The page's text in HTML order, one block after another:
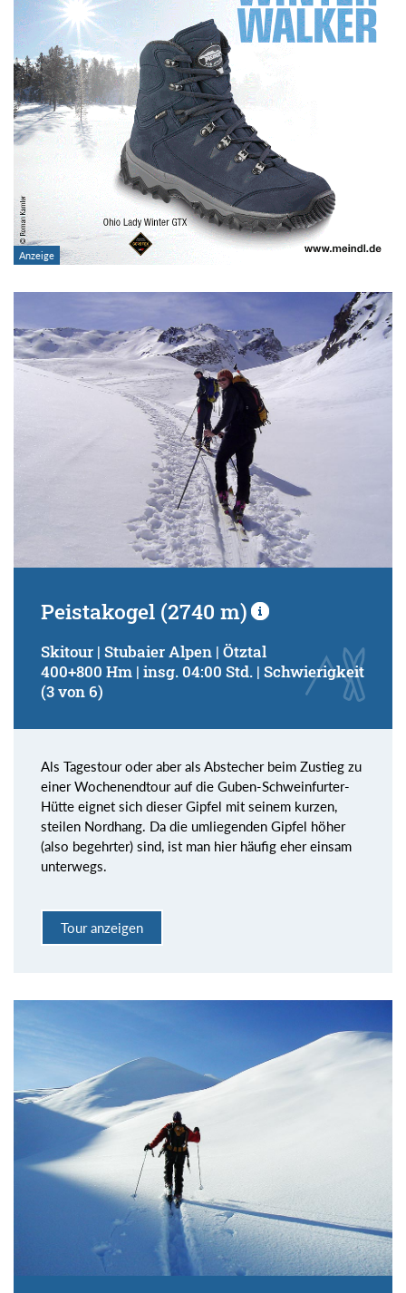
Peistakogel (2740 m)
Skitour | Stubaier Alpen | Ötztal
400+800 Hm | insg. 04:00 Std. | Schwierigkeit
(3 von 6)
Als Tagestour oder aber als Abstecher beim Zustieg zu
einer Wochenendtour auf die Guben-Schweinfurter-
Hütte eignet sich dieser Gipfel mit seinem kurzen,
steilen Nordhang. Da die umliegenden Gipfel höher
(also begehrter) sind, ist man hier häufig eher einsam
unterwegs.
Tour anzeigen